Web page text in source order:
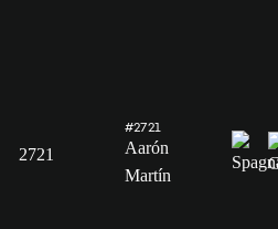
2721
#2721
Aarón
Martín